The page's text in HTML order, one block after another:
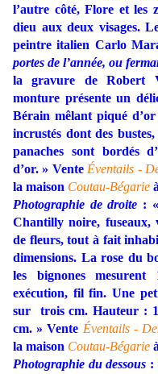
l’autre côté, Flore et les
dieu aux deux visages.
peintre italien Carlo
portes de l’année, ou
la gravure de Robert
monture présente un
Bérain mêlant piqué
incrustés dont des
panaches sont bordés
d’or. » Vente Éventails -
la maison Coutau-Bégarie
Photographie de droite :
Chantilly noire, fuseaux,
de fleurs, tout à fait
dimensions. La rose du
les bignones
exécution, fil fin. Une
sur trois cm. Hauteur :
cm. » Vente Éventails -
la maison Coutau-Bégarie
Photographie du dessous :